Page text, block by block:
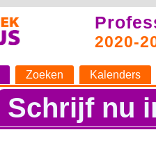
2020-
Zoeken Kalenders
Schrijf nu